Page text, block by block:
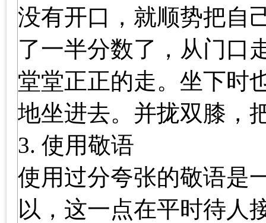
没有开口，就顺势把自
了一半分数了，从门口
堂堂正正的走。坐下时
地坐进去。并拢双膝，
3. 使用敬语
使用过分夸张的敬语是
以，这一点在平时待人